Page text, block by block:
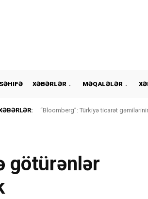
XƏBƏRLƏR MƏQALƏLƏR
“Bloomberg”: Türkiyə ticarət
götürənlər